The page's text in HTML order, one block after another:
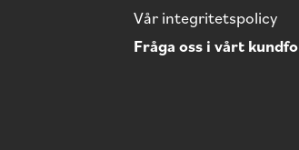
Vår integritetspolicy
Fråga oss i vårt